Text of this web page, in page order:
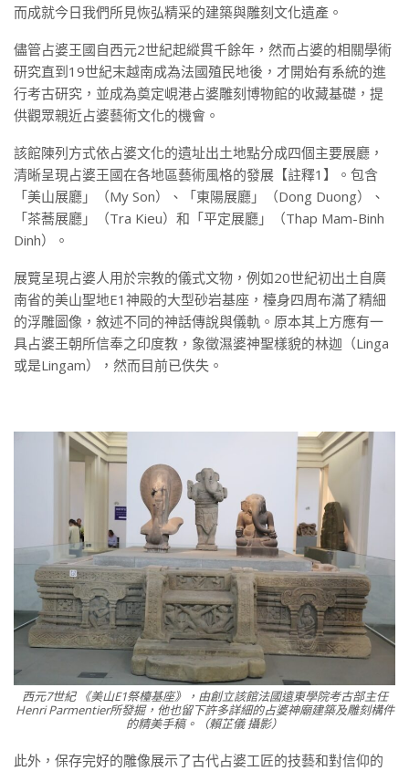
而成就今日我們所見恢弘精采的建築與雕刻文化遺產。
儘管占婆王國自西元2世紀起縱貫千餘年，然而占婆的相關學術
研究直到19世紀末越南成為法國殖民地後，才開始有系統的進
行考古研究，並成為奠定峴港占婆雕刻博物館的收藏基礎，提
供觀眾親近占婆藝術文化的機會。
該館陳列方式依占婆文化的遺址出土地點分成四個主要展廳，
清晰呈現占婆王國在各地區藝術風格的發展【註釋1】。包含
「美山展廳」（My Son）、「東陽展廳」（Dong Duong）、
「茶蕎展廳」（Tra Kieu）和「平定展廳」（Thap Mam-Binh
Dinh）。
展覽呈現占婆人用於宗教的儀式文物，例如20世紀初出土自廣
南省的美山聖地E1神殿的大型砂岩基座，檯身四周布滿了精細
的浮雕圖像，敘述不同的神話傳說與儀軌。原本其上方應有一
具占婆王朝所信奉之印度教，象徵濕婆神聖樣貌的林迦（Linga
或是Lingam），然而目前已佚失。
西元7世紀 《美山E1祭檯基座》，由創立該館法國遠東學院考古部主任
Henri Parmentier所發掘，他也留下許多詳細的占婆神廟建築及雕刻構件
的精美手稿。（賴芷儀 攝影）
此外，保存完好的雕像展示了古代占婆工匠的技藝和對信仰的